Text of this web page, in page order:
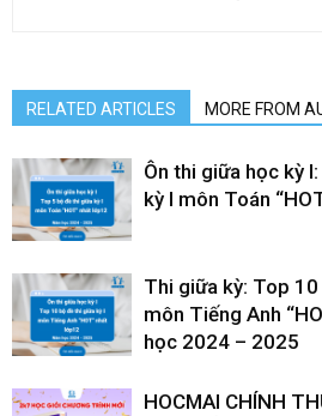
RELATED ARTICLES MORE FROM
Ôn thi giữa học kỳ
kỳ I môn Toán
Thi giữa kỳ: Top
môn Tiếng Anh
học 2024 – 2025
HOCMAI CHÍNH